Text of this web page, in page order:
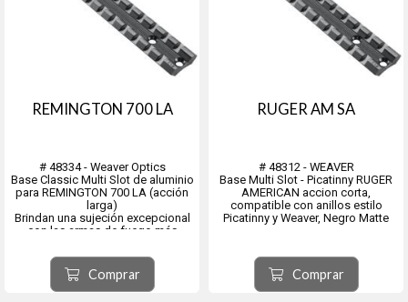
REMINGTON 700 LA
# 48334 - Weaver Optics
Base Classic Multi Slot de aluminio
para REMINGTON 700 LA (acción
larga)
Brindan una sujeción excepcional
con las armas de fuego más
Están fabricados con aluminio de
calidad aeronáutica según
estándares precisos para resistir
un retroceso abusivo si...
Comprar
RUGER AM SA
# 48312 - WEAVER
Base Multi Slot - Picatinny RUGER
AMERICAN accion corta,
compatible con anillos estilo
Picatinny y Weaver, Negro Matte
Comprar